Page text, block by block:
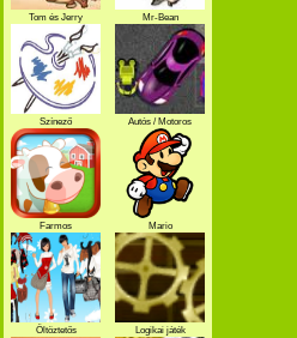
Tom és Jerry Mr-Bean
Színező Autós / Motoros
Farmos Mario
Öltöztetős Logikai játék